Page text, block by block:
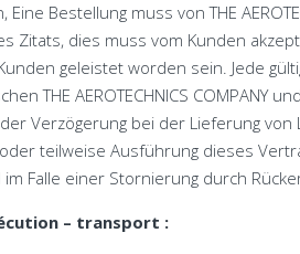
Eine Bestellung muss von THE
Zitats, dies muss vom Kunden
geleistet worden sein. Jede
THE AEROTECHNICS COMPANY
Verzögerung bei der Lieferung von
teilweise Ausführung dieses
Falle einer Stornierung durch
– transport :